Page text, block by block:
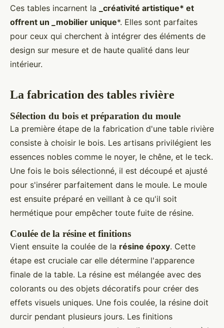
Ces tables incarnent la
_créativité artistique* et
offrent un _mobilier unique*. Elles sont parfaites
pour ceux qui cherchent à intégrer des éléments de
design sur mesure et de haute qualité dans leur
intérieur.
La fabrication des tables rivière
Sélection du bois et préparation du moule
La première étape de la fabrication d'une table rivière
consiste à choisir le bois. Les artisans privilégient les
essences nobles comme le noyer, le chêne, et le teck.
Une fois le bois sélectionné, il est découpé et ajusté
pour s'insérer parfaitement dans le moule. Le moule
est ensuite préparé en veillant à ce qu'il soit
hermétique pour empêcher toute fuite de résine.
Coulée de la résine et finitions
Vient ensuite la coulée de la résine époxy. Cette
étape est cruciale car elle détermine l'apparence
finale de la table. La résine est mélangée avec des
colorants ou des objets décoratifs pour créer des
effets visuels uniques. Une fois coulée, la résine doit
durcir pendant plusieurs jours. Les finitions